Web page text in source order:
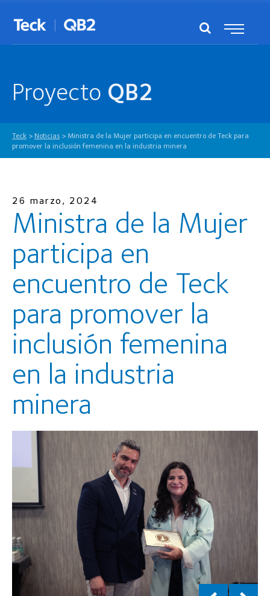
Proyecto QB2
Teck > Noticias > Ministra de la Mujer participa en encuentro de Teck para
promover la inclusión femenina en la industria minera
26 marzo, 2024
Ministra de la Mujer
participa en
encuentro de Teck
para promover la
inclusión femenina
en la industria
minera